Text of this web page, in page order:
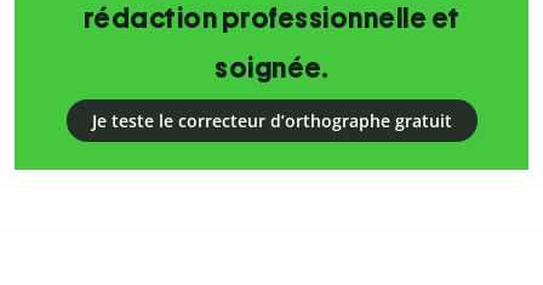
rédaction professionnelle et
soignée.
Je teste le correcteur d’orthographe gratuit